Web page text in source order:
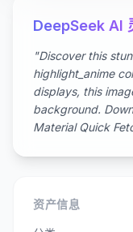
DeepSeek AI
"Discover this
highlight_anime
displays, this
background.
Material Quick
资产信息